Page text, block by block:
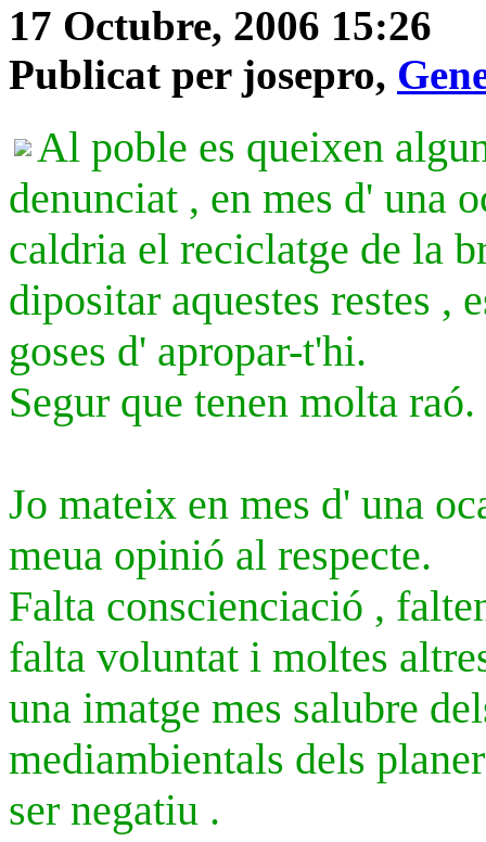
17 Octubre, 2006 15:26
Publicat per josepro,
Al poble es queixen
denunciat , en mes d' una
caldria el reciclatge de la
dipositar aquestes restes ,
goses d' apropar-t'hi.
Segur que tenen molta raó.
Jo mateix en mes d' una
meua opinió al respecte.
Falta conscienciació ,
falta voluntat i moltes
una imatge mes salubre
mediambientals dels
ser negatiu .